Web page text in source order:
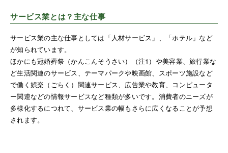
サービス業とは？主な仕事
サービス業の主な仕事としては「人材サービス」、「ホテル」など
が知られています。
ほかにも冠婚葬祭（かんこんそうさい）（注1）や美容業、旅行業な
ど生活関連のサービス、テーマパークや映画館、スポーツ施設など
で働く娯楽（ごらく）関連サービス、広告業や教育、コンピュータ
ー関連などの情報サービスなど種類が多いです。消費者のニーズが
多様化するにつれて、サービス業の幅もさらに広くなることが予想
されます。